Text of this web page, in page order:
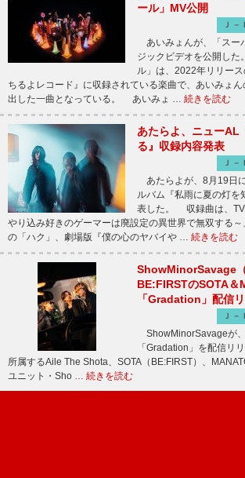
ール」MV公開
Ｊ－
あいみょんが、「スー
ジックビデオを公開し
ル」は、2022年リリー
ちるよレコード』に収録されている楽曲で、あいみょ
出した一曲となっている。 あいみょ … 続きを読む
あたらよ、ニューAL
る』収録内容発表
Ｊ－
あたらよが、8月19日
ルバム『私雨に夏の灯を
表した。 収録曲は、TV
やり込み好きのゲーマーは廃設定の異世界で無双する
の「ハク」、劇場版『僕の心のヤバイや … 続きを読む
ShowMinorSavage
BE:FIRSTのSOTA＆
「Gradation」配信
Ｊ－
ShowMinorSavageが
「Gradation」を配信
所属するAile The Shota、SOTA（BE:FIRST）、
ユニット・Sho … 続きを読む